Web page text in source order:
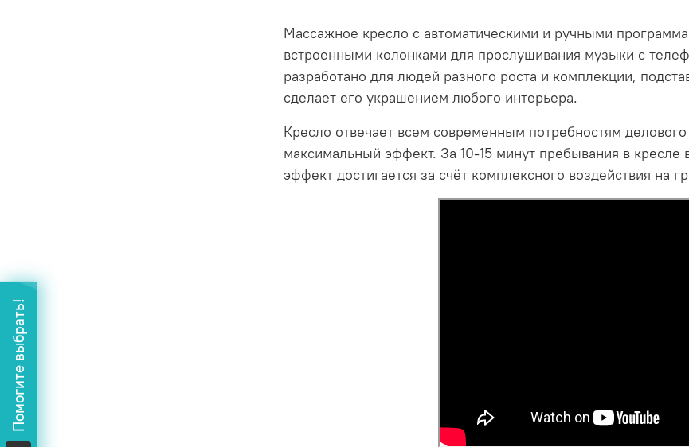
Помогите выбрать!
Массажное кресло с автоматическими и ручными
встроенными колонками для прослушивания музыки с
разработано для людей разного роста и комплекции,
сделает его украшением любого интерьера.
Кресло отвечает всем современным потребностям
максимальный эффект. За 10-15 минут пребывания в кресле
эффект достигается за счёт комплексного воздействия на